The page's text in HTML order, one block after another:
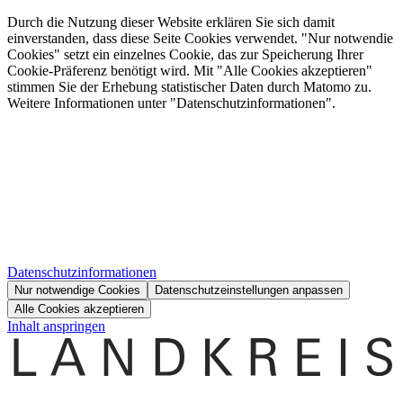
Durch die Nutzung dieser Website erklären Sie sich damit
einverstanden, dass diese Seite Cookies verwendet. "Nur notwendie
Cookies" setzt ein einzelnes Cookie, das zur Speicherung Ihrer
Cookie-Präferenz benötigt wird. Mit "Alle Cookies akzeptieren"
stimmen Sie der Erhebung statistischer Daten durch Matomo zu.
Weitere Informationen unter "Datenschutzinformationen".
Datenschutzinformationen
Nur notwendige Cookies
Datenschutzeinstellungen anpassen
Alle Cookies akzeptieren
Inhalt anspringen